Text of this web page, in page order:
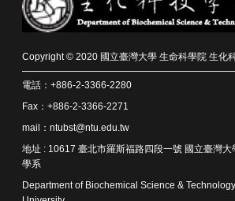
專
回
首
頁
臺
大
首
頁
生
科
Copyright © 2020 國立臺灣大學 生命科學院 生化
電話：+886-2-3366-2280
Fax：+886-2-3366-2271
mail：ntubst@ntu.edu.tw
地址 : 10617 臺北市羅斯福路四段一號 國立臺灣
學系
Department of Biochemical Science &